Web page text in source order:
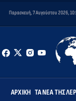
Παρασκευή, 7 Αυγούστου 2026,
ΑΡΧΙΚΉ ΤΑ ΝΈΑ ΤΗΣ